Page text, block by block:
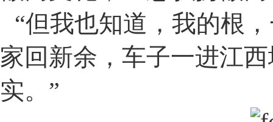
“但我也知道，我的根
家回新余，车子一进江
实。 ”